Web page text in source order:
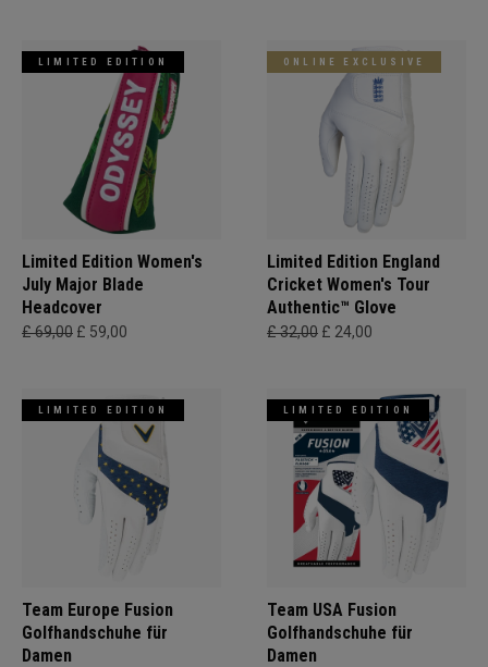
LIMITED EDITION
Limited Edition Women's
July Major Blade
Headcover
£ 69,00 £ 59,00
ONLINE EXCLUSIVE
Limited Edition England
Cricket Women's Tour
Authentic™ Glove
£ 32,00 £ 24,00
LIMITED EDITION
Team Europe Fusion
Golfhandschuhe für
Damen
LIMITED EDITION
Team USA Fusion
Golfhandschuhe für
Damen